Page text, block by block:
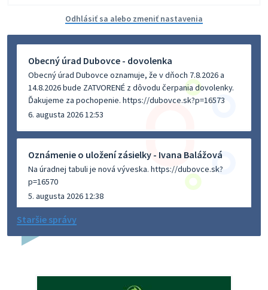
Odhlásiť sa alebo zmeniť nastavenia
Obecný úrad Dubovce - dovolenka
Obecný úrad Dubovce oznamuje, že v dňoch 7.8.2026 a
14.8.2026 bude ZATVORENÉ z dôvodu čerpania dovolenky.
Ďakujeme za pochopenie. https://dubovce.sk?p=16573
6. augusta 2026 12:53
Oznámenie o uložení zásielky - Ivana Balážová
Na úradnej tabuli je nová výveska. https://dubovce.sk?
p=16570
5. augusta 2026 12:38
Dovolenka - MUDr. Marián Sivoň
budeZATVORENÁ z dôvodu čerpania dovolenky. Akútne
Staršie správy